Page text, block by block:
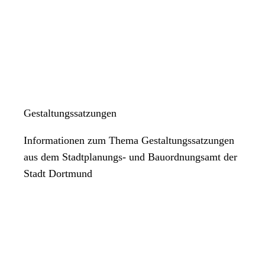
Gestaltungssatzungen
Informationen zum Thema Gestaltungssatzungen
aus dem Stadtplanungs- und Bauordnungsamt der
Stadt Dortmund